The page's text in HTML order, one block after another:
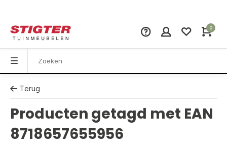
0
Terug
Producten getagd met EAN
8718657655956